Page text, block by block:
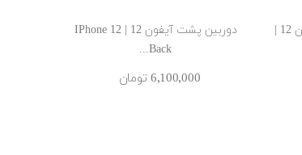
چسب دور ال سی دی آیفون 12 |
دوربین پشت آیفون 12 | IPhone 12
Back...
6٬100٬000 ‎تومان